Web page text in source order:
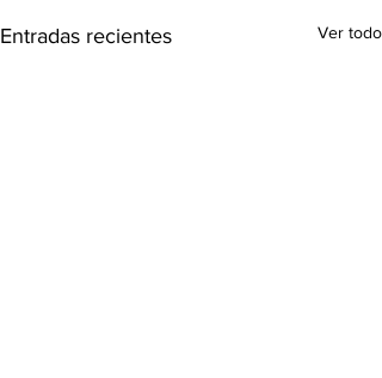
Entradas recientes Ver todo